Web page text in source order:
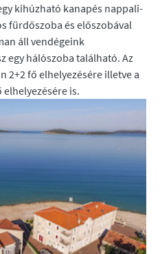
kihúzható kanapés nappali-
fürdőszoba és előszobával
áll vendégeink
egy hálószoba található. Az
2+2 fő elhelyezésére illetve a
is.